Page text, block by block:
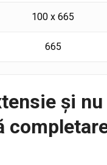
100 x 665
665
și